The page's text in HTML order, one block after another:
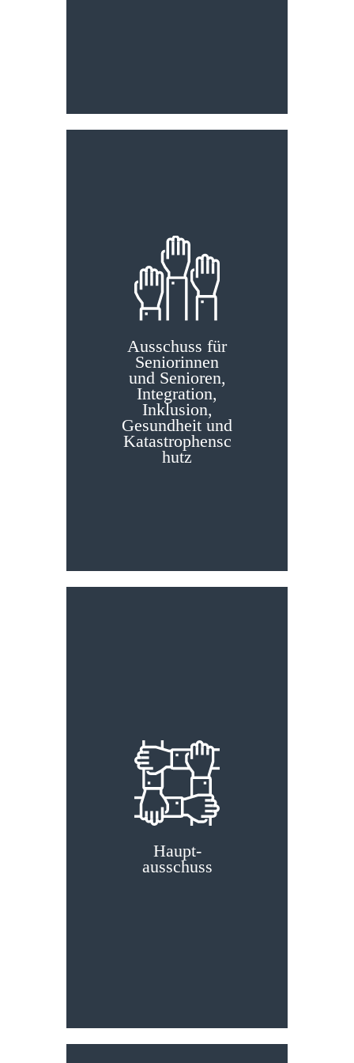
Ausschuss für
Seniorinnen
und Senioren,
Integration,
Inklusion,
Gesundheit und
Katastrophensc
hutz
Ausschuss für
Seniorinnen und
Senioren, Integration,
Inklusion, Gesundheit
und
Katastrophenschutz
Haupt­
ausschuss
Haupt­ausschuss